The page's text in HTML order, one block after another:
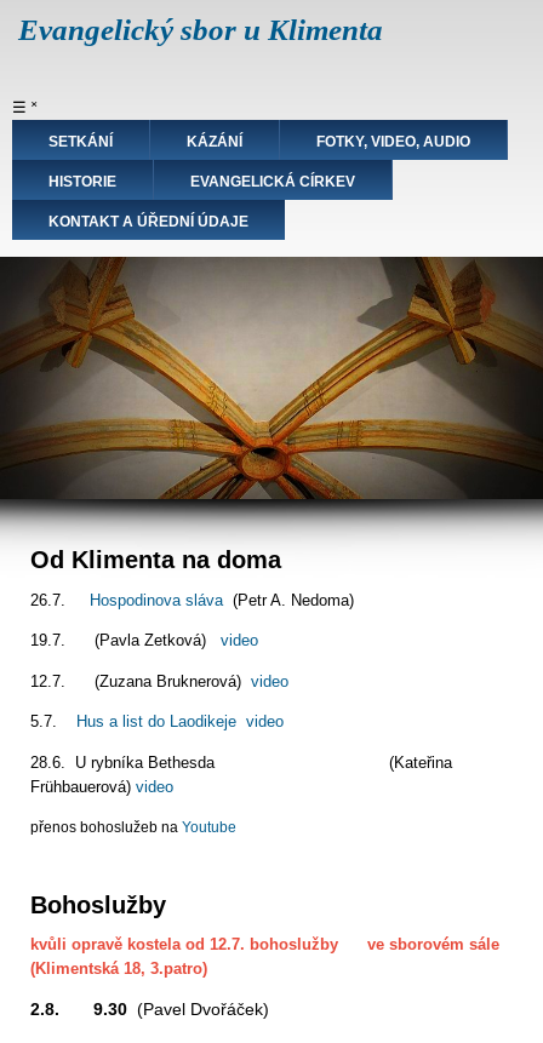
Evangelický sbor u Klimenta
Hlavní
navigace
☰ ˟
SETKÁNÍ KÁZÁNÍ FOTKY, VIDEO, AUDIO
HISTORIE EVANGELICKÁ CÍRKEV
KONTAKT A ÚŘEDNÍ ÚDAJE
Od Klimenta na doma
26.7. Hospodinova sláva (Petr A. Nedoma)
19.7. (Pavla Zetková) video
12.7. (Zuzana Bruknerová) video
5.7. Hus a list do Laodikeje video
28.6. U rybníka Bethesda (Kateřina
Frühbauerová) video
přenos bohoslužeb na Youtube
Bohoslužby
kvůli opravě kostela od 12.7. bohoslužby ve sborovém sále
(Klimentská 18, 3.patro)
2.8. 9.30 (Pavel Dvořáček)